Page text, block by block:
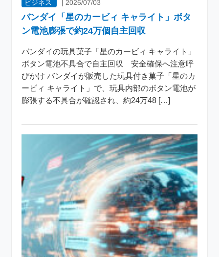
ビジネス |2026/07/03
バンダイ「星のカービィ キャライト」ボタ
ン電池膨張で約24万個自主回収
バンダイの玩具菓子「星のカービィ キャライト」
ボタン電池不具合で自主回収 安全確保へ注意呼
びかけ バンダイが販売した玩具付き菓子「星のカ
ービィ キャライト」で、玩具内部のボタン電池が
膨張する不具合が確認され、約24万48 […]